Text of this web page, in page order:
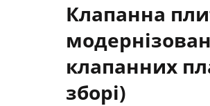
Клапанна
клапанних
зборі)